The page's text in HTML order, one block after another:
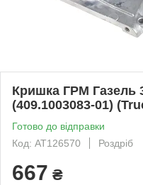
Кришка ГРМ Газель
(409.1003083-01)
Готово до відправки
Код: AT126570
Роздріб
667 ₴